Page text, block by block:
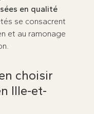
en qualité
se consacrent
et au ramonage
choisir
Ille-et-